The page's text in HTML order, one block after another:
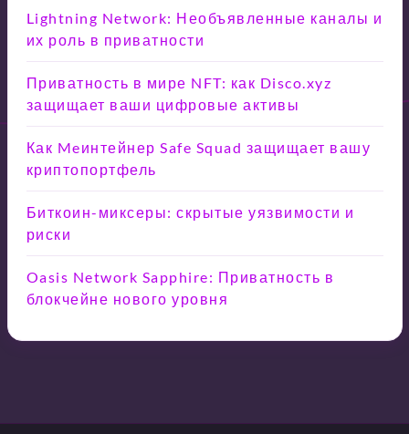
Lightning Network: Необъявленные каналы и
их роль в приватности
Приватность в мире NFT: как Disco.xyz
защищает ваши цифровые активы
Как Meинтейнер Safe Squad защищает вашу
криптопортфель
Биткоин-миксеры: скрытые уязвимости и
риски
Oasis Network Sapphire: Приватность в
блокчейне нового уровня